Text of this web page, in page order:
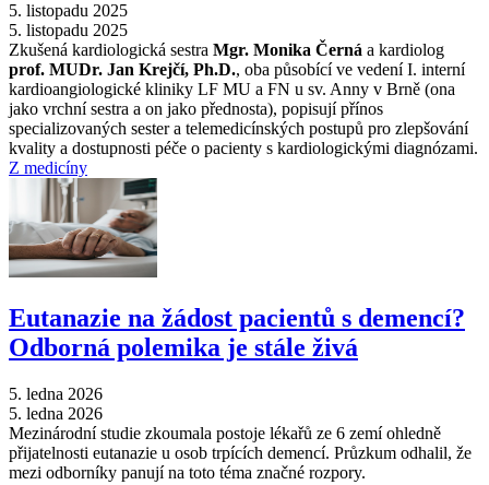
5. listopadu 2025
5. listopadu 2025
Zkušená kardiologická sestra Mgr. Monika Černá a kardiolog
prof. MUDr. Jan Krejčí, Ph.D., oba působící ve vedení I. interní
kardioangiologické kliniky LF MU a FN u sv. Anny v Brně (ona
jako vrchní sestra a on jako přednosta), popisují přínos
specializovaných sester a telemedicínských postupů pro zlepšování
kvality a dostupnosti péče o pacienty s kardiologickými diagnózami.
Z medicíny
Eutanazie na žádost pacientů s demencí?
Odborná polemika je stále živá
5. ledna 2026
5. ledna 2026
Mezinárodní studie zkoumala postoje lékařů ze 6 zemí ohledně
přijatelnosti eutanazie u osob trpících demencí. Průzkum odhalil, že
mezi odborníky panují na toto téma značné rozpory.